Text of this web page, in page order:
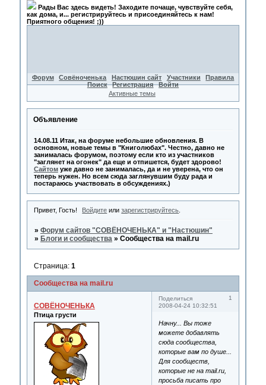
Рады Вас здесь видеть! Заходите почаще, чувствуйте себя,
как дома, и... регистрируйтесь и присоединяйтесь к нам!
Приятного общения! ;))
Форум Совёноченька Настюшин сайт Участники
Правила
Поиск
Регистрация
Войти
Активные темы
Объявление
14.08.11 Итак, на форуме небольшие обновления. В
основном, новые темы в "Книголюбах". Честно, давно не
занималась форумом, поэтому если кто из участников
"заглянет на огонек" да еще и отпишется, будет здорово!
Сайтомуже давно не занималась, да и не уверена, что он
теперь нужен. Но всем сюда заглянувшим буду рада и
постараюсь участвовать в обсуждениях.)
Привет, Гость! Войдите илизарегистрируйтесь
» Форум сайтов "СОВЁНОЧЕНЬКА" и "Настюшин"
» Блоги и сообщества » Сообщества на mail.ru
Сообщества на mail.ru
Страница: 1
Поделиться
1
2008-04-24 10:32:51
СОВЁНОЧЕНЬКА
Птица грусти
Начну... Вы тоже
можете добавлять
сюда сообщества,
которые вам по душе...
Для сообществ,
которые не на mail.ru,
просьба писать про